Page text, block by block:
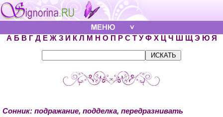
А Б В Г Д Е Ж З И К Л М Н О П Р С Т У Ф Х Ц Ч Ш Щ Э Ю Я
Сонник: подражание, подделка, передразнивать